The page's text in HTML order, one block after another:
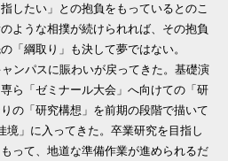
したい」との抱負をもっているとのこ
ような相撲が続けられれば、その抱負
「綱取り」も決して夢ではない。
ンパスに賑わいが戻ってきた。基礎演
ら「ゼミナール大会」へ向けての「研
の「研究構想」を前期の段階で描いて
境」に入ってきた。卒業研究を目指し
って、地道な準備作業が進められるだ